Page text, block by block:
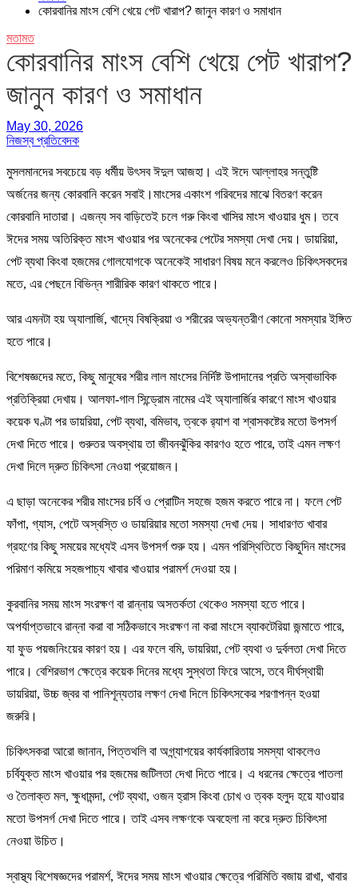
কোরবানির মাংস বেশি খেয়ে পেট খারাপ? জানুন কারণ ও সমাধান
মতামত
কোরবানির মাংস বেশি খেয়ে পেট খারাপ?
জানুন কারণ ও সমাধান
May 30, 2026
নিজস্ব প্রতিবেদক
মুসলমানদের সবচেয়ে বড় ধর্মীয় উৎসব ঈদুল আজহা। এই ঈদে আল্লাহর সন্তুষ্টি
অর্জনের জন্য কোরবানি করেন সবাই।মাংসের একাংশ গরিবদের মাঝে বিতরণ করেন
কোরবানি দাতারা। এজন্য সব বাড়িতেই চলে গরু কিংবা খাসির মাংস খাওয়ার ধুম। তবে
ঈদের সময় অতিরিক্ত মাংস খাওয়ার পর অনেকের পেটের সমস্যা দেখা দেয়। ডায়রিয়া,
পেট ব্যথা কিংবা হজমের গোলযোগকে অনেকেই সাধারণ বিষয় মনে করলেও চিকিৎসকদের
মতে, এর পেছনে বিভিন্ন শারীরিক কারণ থাকতে পারে।
আর এমনটা হয় অ্যালার্জি, খাদ্যে বিষক্রিয়া ও শরীরের অভ্যন্তরীণ কোনো সমস্যার ইঙ্গিত
হতে পারে।
বিশেষজ্ঞদের মতে, কিছু মানুষের শরীর লাল মাংসের নির্দিষ্ট উপাদানের প্রতি অস্বাভাবিক
প্রতিক্রিয়া দেখায়। আলফা-গাল সিন্ড্রোম নামের এই অ্যালার্জির কারণে মাংস খাওয়ার
কয়েক ঘণ্টা পর ডায়রিয়া, পেট ব্যথা, বমিভাব, ত্বকে র‍্যাশ বা শ্বাসকষ্টের মতো উপসর্গ
দেখা দিতে পারে। গুরুতর অবস্থায় তা জীবনঝুঁকির কারণও হতে পারে, তাই এমন লক্ষণ
দেখা দিলে দ্রুত চিকিৎসা নেওয়া প্রয়োজন।
এ ছাড়া অনেকের শরীর মাংসের চর্বি ও প্রোটিন সহজে হজম করতে পারে না। ফলে পেট
ফাঁপা, গ্যাস, পেটে অস্বস্তি ও ডায়রিয়ার মতো সমস্যা দেখা দেয়। সাধারণত খাবার
গ্রহণের কিছু সময়ের মধ্যেই এসব উপসর্গ শুরু হয়। এমন পরিস্থিতিতে কিছুদিন মাংসের
পরিমাণ কমিয়ে সহজপাচ্য খাবার খাওয়ার পরামর্শ দেওয়া হয়।
কুরবানির সময় মাংস সংরক্ষণ বা রান্নায় অসতর্কতা থেকেও সমস্যা হতে পারে।
অপর্যাপ্তভাবে রান্না করা বা সঠিকভাবে সংরক্ষণ না করা মাংসে ব্যাকটেরিয়া জন্মাতে পারে,
যা ফুড পয়জনিংয়ের কারণ হয়। এর ফলে বমি, ডায়রিয়া, পেট ব্যথা ও দুর্বলতা দেখা দিতে
পারে। বেশিরভাগ ক্ষেত্রে কয়েক দিনের মধ্যে সুস্থতা ফিরে আসে, তবে দীর্ঘস্থায়ী
ডায়রিয়া, উচ্চ জ্বর বা পানিশূন্যতার লক্ষণ দেখা দিলে চিকিৎসকের শরণাপন্ন হওয়া
জরুরি।
চিকিৎসকরা আরো জানান, পিত্তথলি বা অগ্ন্যাশয়ের কার্যকারিতায় সমস্যা থাকলেও
চর্বিযুক্ত মাংস খাওয়ার পর হজমের জটিলতা দেখা দিতে পারে। এ ধরনের ক্ষেত্রে পাতলা
ও তৈলাক্ত মল, ক্ষুধামন্দা, পেট ব্যথা, ওজন হ্রাস কিংবা চোখ ও ত্বক হলুদ হয়ে যাওয়ার
মতো উপসর্গ দেখা দিতে পারে। তাই এসব লক্ষণকে অবহেলা না করে দ্রুত চিকিৎসা
নেওয়া উচিত।
স্বাস্থ্য বিশেষজ্ঞদের পরামর্শ, ঈদের সময় মাংস খাওয়ার ক্ষেত্রে পরিমিতি বজায় রাখা, খাবার